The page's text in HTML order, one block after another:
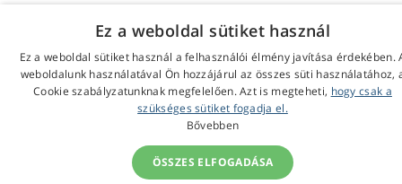
Ez a weboldal sütiket használ
Ez a weboldal sütiket használ a felhasználói élmény javítása érdekében.
weboldalunk használatával Ön hozzájárul az összes süti használatához,
Cookie szabályzatunknak megfelelően. Azt is megteheti, hogy csak a
szükséges sütiket fogadja el.
Bővebben
ÖSSZES ELFOGADÁSA